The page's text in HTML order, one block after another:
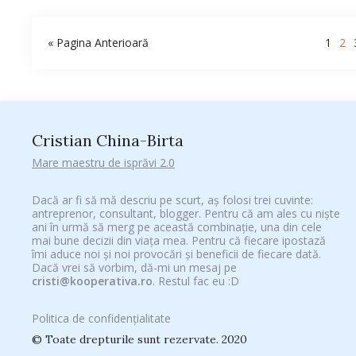
« Pagina Anterioară 1 2
Cristian China-Birta
Mare maestru de isprăvi 2.0
Dacă ar fi să mă descriu pe scurt, aș folosi trei cuvinte:
antreprenor, consultant, blogger. Pentru că am ales cu niște
ani în urmă să merg pe această combinație, una din cele
mai bune decizii din viața mea. Pentru că fiecare ipostază
îmi aduce noi și noi provocări și beneficii de fiecare dată.
Dacă vrei să vorbim, dă-mi un mesaj pe
cristi@kooperativa.ro. Restul fac eu :D
Politica de confidențialitate
© Toate drepturile sunt rezervate. 2020